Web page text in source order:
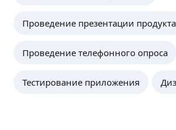
Проведение презентации продукта
Проведение телефонного опроса
Тестирование приложения